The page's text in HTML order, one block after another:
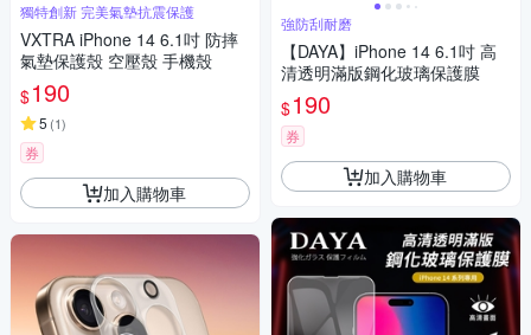
獨特創新 完美氣墊抗震保護
VXTRA iPhone 14 6.1吋 防摔
氣墊保護殼 空壓殼 手機殼
$190
5 (1)
券
加入購物車
強防刮耐磨
【DAYA】iPhone 14 6.1吋 高
清透明滿版鋼化玻璃保護膜
$190
券
加入購物車